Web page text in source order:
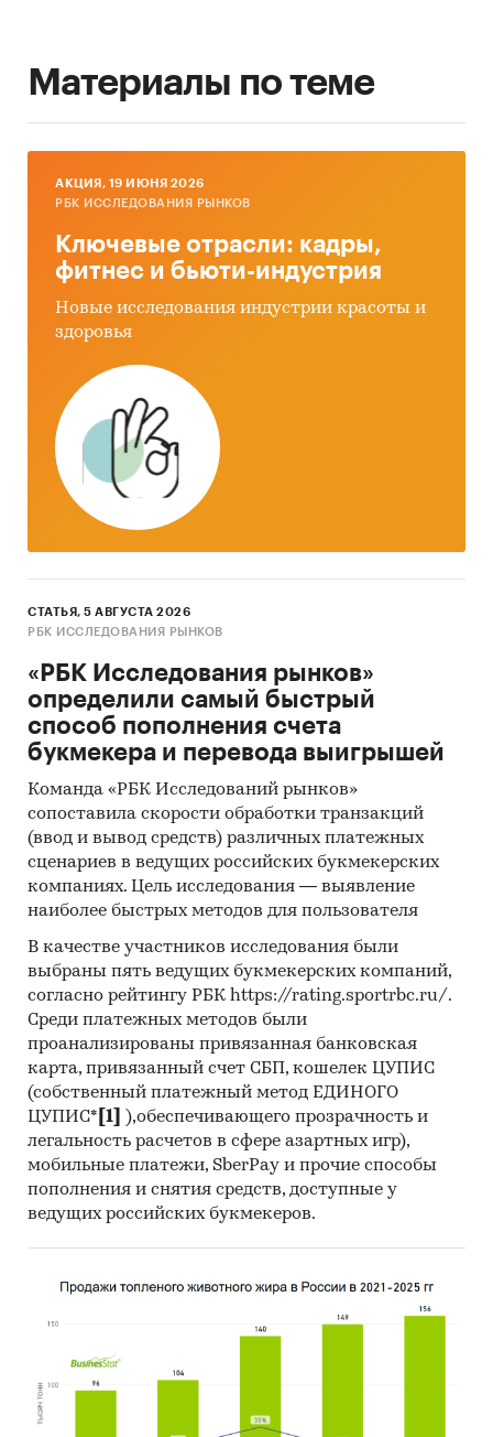
Материалы по теме
AКЦИЯ, 19 ИЮНЯ 2026
РБК ИССЛЕДОВАНИЯ РЫНКОВ
Ключевые отрасли: кадры,
фитнес и бьюти-индустрия
Новые исследования индустрии красоты и
здоровья
СТАТЬЯ, 5 АВГУСТА 2026
РБК ИССЛЕДОВАНИЯ РЫНКОВ
«РБК Исследования рынков»
определили самый быстрый
способ пополнения счета
букмекера и перевода выигрышей
Команда «РБК Исследований рынков»
сопоставила скорости обработки транзакций
(ввод и вывод средств) различных платежных
сценариев в ведущих российских букмекерских
компаниях. Цель исследования — выявление
наиболее быстрых методов для пользователя
В качестве участников исследования были
выбраны пять ведущих букмекерских компаний,
согласно рейтингу РБК https://rating.sportrbc.ru/.
Среди платежных методов были
проанализированы привязанная банковская
карта, привязанный счет СБП, кошелек ЦУПИС
(собственный платежный метод ЕДИНОГО
ЦУПИС* [1]
),обеспечивающего прозрачность и
легальность расчетов в сфере азартных игр),
мобильные платежи, SberPay и прочие способы
пополнения и снятия средств, доступные у
ведущих российских букмекеров.